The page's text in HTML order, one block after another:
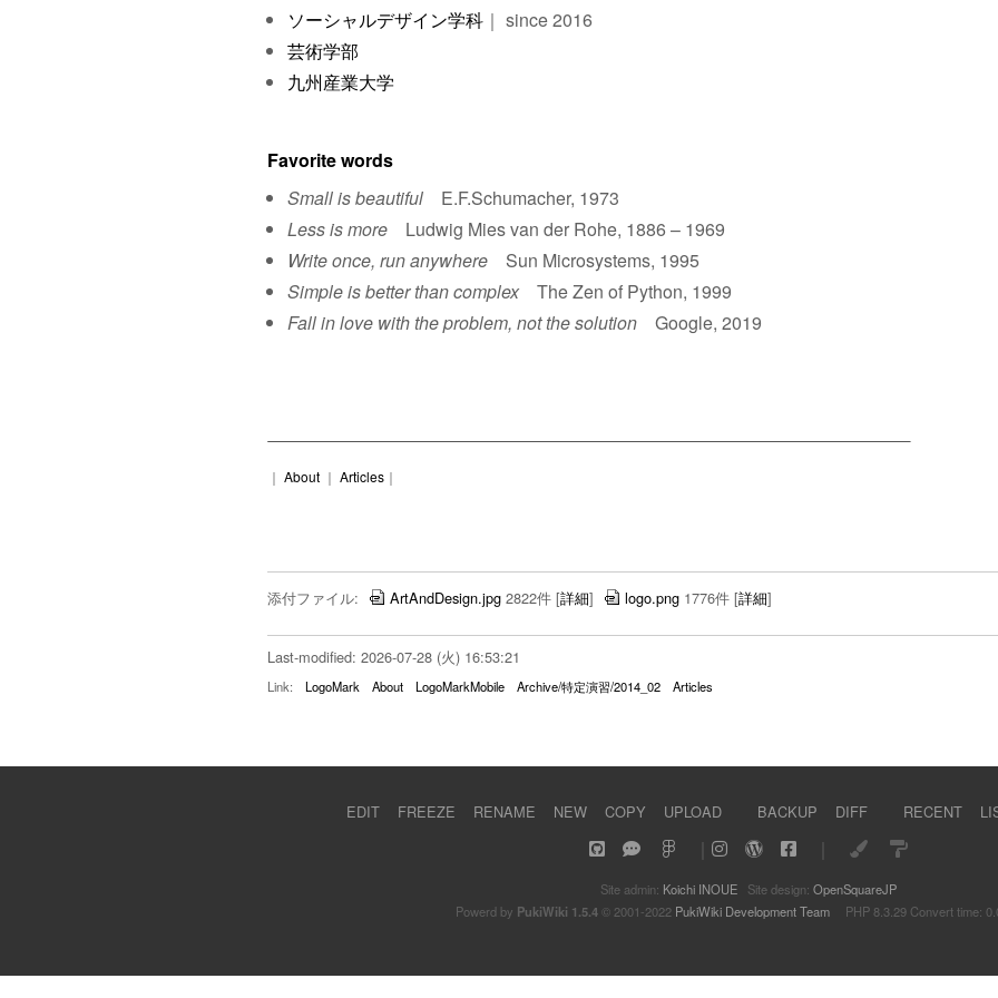
ソーシャルデザイン学科｜ since 2016
芸術学部
九州産業大学
Favorite words
Small is beautifulE.F.Schumacher, 1973
Less is moreLudwig Mies van der Rohe, 1886 – 1969
Write once, run anywhereSun Microsystems, 1995
Simple is better than complexThe Zen of Python, 1999
Fall in love with the problem, not the solutionGoogle, 2019
｜ About ｜ Articles ｜
添付ファイル: ArtAndDesign.jpg 2822件 [詳細] logo.png 1776件 [詳細]
Last-modified: 2026-07-28 (火) 16:53:21
Link: LogoMark About LogoMarkMobile Archive/特定演習/2014_02 Articles
EDIT FREEZE RENAME NEW COPY UPLOAD BACKUP DIFF RECENT
Site admin: Koichi INOUE Site design: OpenSquareJP
Powerd by PukiWiki 1.5.4© 2001-2022 PukiWiki Development TeamPHP 8.3.29 Convert time: